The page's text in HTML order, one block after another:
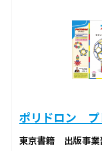
ポリドロン プ
東京書籍 出版事業